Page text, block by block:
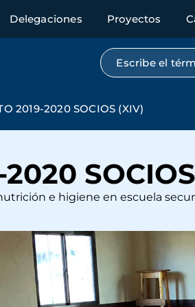
Delegaciones Proyectos
Búsqueda
2019-2020 SOCIOS (XIV)
2020
e higiene en escuela